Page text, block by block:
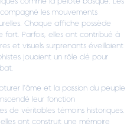
les mouvements
Chaque affiche possède
fort. Parfois, elles ont contribué à
et visuels surprenants éveillaient
jouaient un rôle clé pour
l’âme et la passion du peuple
leur fonction
de véritables témoins historiques.
ont construit une mémoire